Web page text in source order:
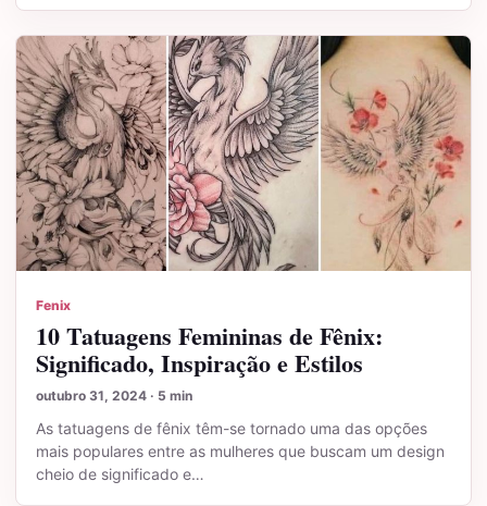
Fenix
10 Tatuagens Femininas de Fênix:
Significado, Inspiração e Estilos
outubro 31, 2024 · 5 min
As tatuagens de fênix têm-se tornado uma das opções
mais populares entre as mulheres que buscam um design
cheio de significado e…